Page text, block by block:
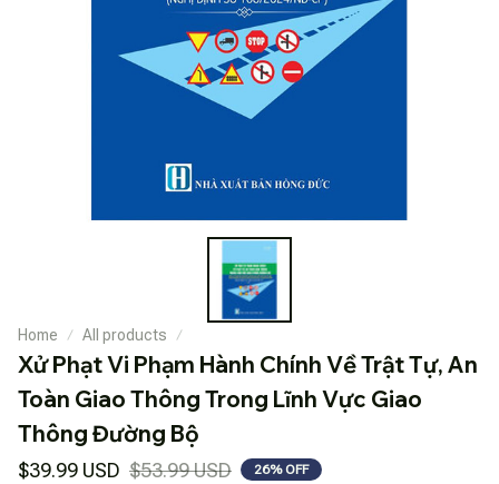
Home All products
Xử Phạt Vi Phạm Hành Chính Về Trật Tự, An
Toàn Giao Thông Trong Lĩnh Vực Giao
Thông Đường Bộ
$39.99 USD $53.99 USD 26% OFF